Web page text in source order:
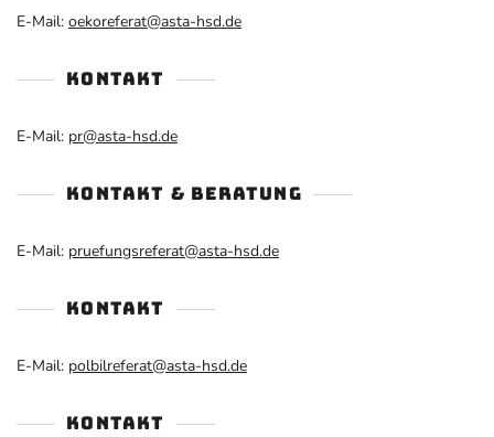
E-Mail: oekoreferat@asta-hsd.de
KONTAKT
E-Mail: pr@asta-hsd.de
KONTAKT & BERATUNG
E-Mail: pruefungsreferat@asta-hsd.de
KONTAKT
E-Mail: polbilreferat@asta-hsd.de
KONTAKT